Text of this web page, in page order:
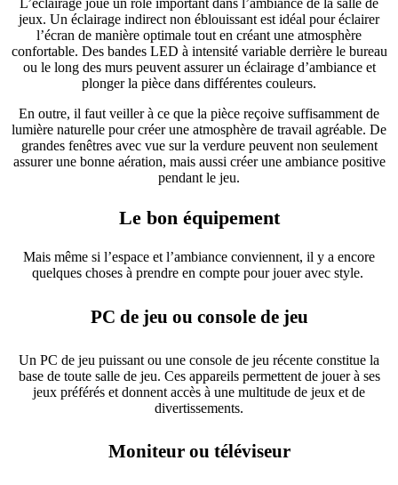
L’éclairage joue un rôle important dans l’ambiance de la salle de
jeux. Un éclairage indirect non éblouissant est idéal pour éclairer
l’écran de manière optimale tout en créant une atmosphère
confortable. Des bandes LED à intensité variable derrière le bureau
ou le long des murs peuvent assurer un éclairage d’ambiance et
plonger la pièce dans différentes couleurs.
En outre, il faut veiller à ce que la pièce reçoive suffisamment de
lumière naturelle pour créer une atmosphère de travail agréable. De
grandes fenêtres avec vue sur la verdure peuvent non seulement
assurer une bonne aération, mais aussi créer une ambiance positive
pendant le jeu.
Le bon équipement
Mais même si l’espace et l’ambiance conviennent, il y a encore
quelques choses à prendre en compte pour jouer avec style.
PC de jeu ou console de jeu
Un PC de jeu puissant ou une console de jeu récente constitue la
base de toute salle de jeu. Ces appareils permettent de jouer à ses
jeux préférés et donnent accès à une multitude de jeux et de
divertissements.
Moniteur ou téléviseur